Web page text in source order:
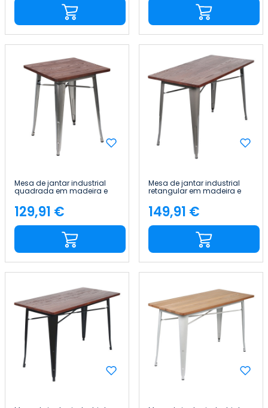
Mesa de jantar industrial
quadrada em madeira e
aço, 60 x 60 x 76 cm Thinia
Home
Preço
129,91 €
Mesa de jantar industrial
retangular em madeira e
aço, 120 x 60 x 76 cm Thinia
Home
Preço
149,91 €